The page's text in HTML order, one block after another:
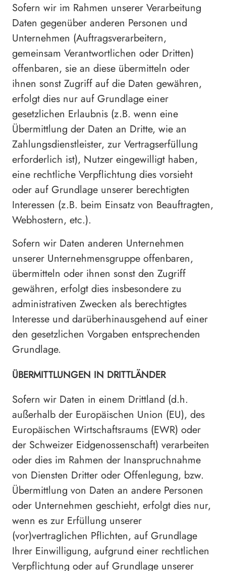
Sofern wir im Rahmen unserer Verarbeitung
Daten gegenüber anderen Personen und
Unternehmen (Auftragsverarbeitern,
gemeinsam Verantwortlichen oder Dritten)
offenbaren, sie an diese übermitteln oder
ihnen sonst Zugriff auf die Daten gewähren,
erfolgt dies nur auf Grundlage einer
gesetzlichen Erlaubnis (z.B. wenn eine
Übermittlung der Daten an Dritte, wie an
Zahlungsdienstleister, zur Vertragserfüllung
erforderlich ist), Nutzer eingewilligt haben,
eine rechtliche Verpflichtung dies vorsieht
oder auf Grundlage unserer berechtigten
Interessen (z.B. beim Einsatz von Beauftragten,
Webhostern, etc.).
Sofern wir Daten anderen Unternehmen
unserer Unternehmensgruppe offenbaren,
übermitteln oder ihnen sonst den Zugriff
gewähren, erfolgt dies insbesondere zu
administrativen Zwecken als berechtigtes
Interesse und darüberhinausgehend auf einer
den gesetzlichen Vorgaben entsprechenden
Grundlage.
ÜBERMITTLUNGEN IN DRITTLÄNDER
Sofern wir Daten in einem Drittland (d.h.
außerhalb der Europäischen Union (EU), des
Europäischen Wirtschaftsraums (EWR) oder
der Schweizer Eidgenossenschaft) verarbeiten
oder dies im Rahmen der Inanspruchnahme
von Diensten Dritter oder Offenlegung, bzw.
Übermittlung von Daten an andere Personen
oder Unternehmen geschieht, erfolgt dies nur,
wenn es zur Erfüllung unserer
(vor)vertraglichen Pflichten, auf Grundlage
Ihrer Einwilligung, aufgrund einer rechtlichen
Verpflichtung oder auf Grundlage unserer